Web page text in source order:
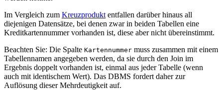
Im Vergleich zum Kreuzprodukt entfallen darüber hinaus all
diejenigen Datensätze, bei denen zwar in beiden Tabellen eine
Kreditkartennummer vorhanden ist, diese aber nicht übereinstimmt.
Beachten Sie: Die Spalte Kartennummer muss zusammen mit einem
Tabellennamen angegeben werden, da sie durch den Join im
Ergebnis doppelt vorhanden ist, einmal aus jeder Tabelle (wenn
auch mit identischem Wert). Das DBMS fordert daher zur
Auflösung dieser Mehrdeutigkeit auf.